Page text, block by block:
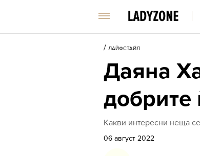
/ ЛАЙФСТАЙЛ
Даяна
Какви интересни неща
06 август 2022